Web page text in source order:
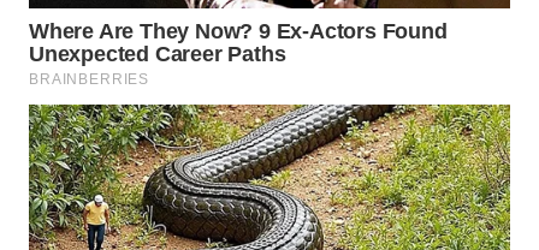
INDRAMAYU
WN
KUNINGAN
WN
MAJALENGKA